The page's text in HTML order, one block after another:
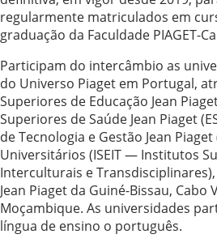
regularmente matriculados em
graduação da Faculdade PIAGET-
Participam do intercâmbio as
do Universo Piaget em Portugal,
Superiores de Educação Jean Piaget
Superiores de Saúde Jean Piaget
de Tecnologia e Gestão Jean Piaget
Universitários (ISEIT — Institutos
Interculturais e
Jean Piaget da Guiné-Bissau, Cabo
Moçambique. As universidades
língua de ensino o português.